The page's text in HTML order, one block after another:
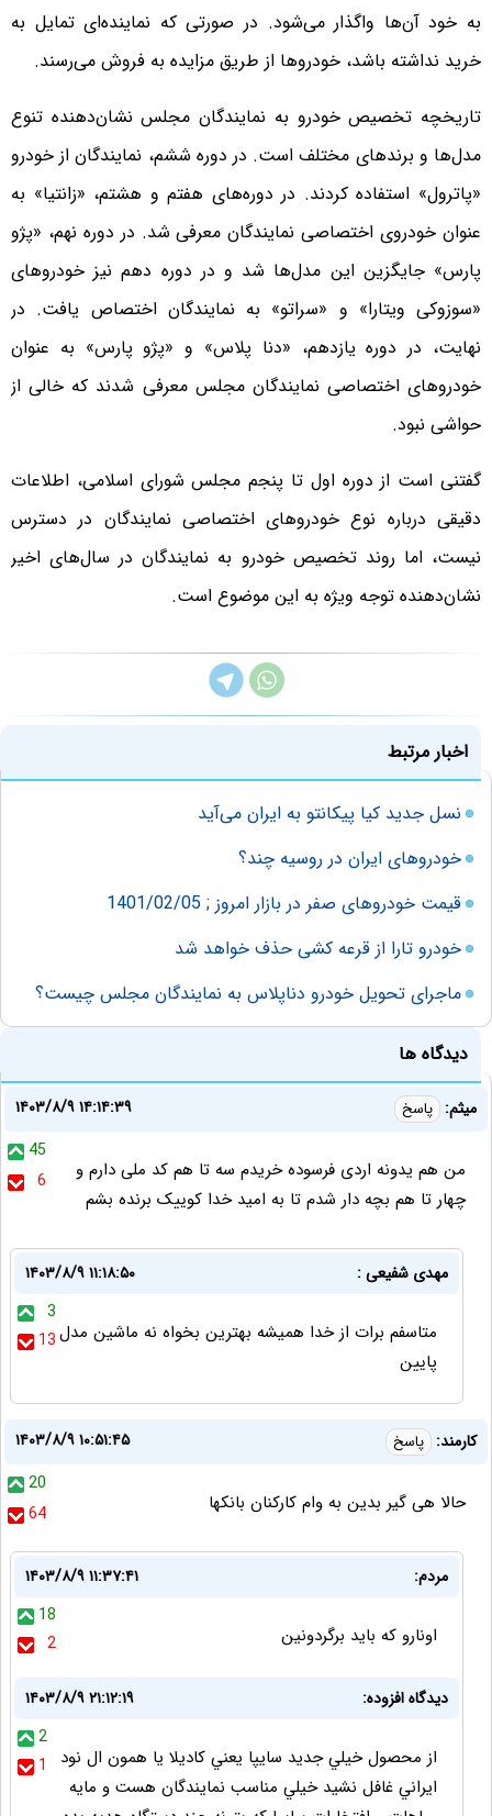
به خود آن‌ها واگذار می‌شود. در صورتی که نماینده‌ای تمایل به
خرید نداشته باشد، خودروها از طریق مزایده به فروش می‌رسند.
تاریخچه تخصیص خودرو به نمایندگان مجلس نشان‌دهنده تنوع
مدل‌ها و برندهای مختلف است. در دوره ششم، نمایندگان از خودرو
«پاترول» استفاده کردند. در دوره‌های هفتم و هشتم، «زانتیا» به
عنوان خودروی اختصاصی نمایندگان معرفی شد. در دوره نهم، «پژو
پارس» جایگزین این مدل‌ها شد و در دوره دهم نیز خودروهای
«سوزوکی ویتارا» و «سراتو» به نمایندگان اختصاص یافت. در
نهایت، در دوره یازدهم، «دنا پلاس» و «پژو پارس» به عنوان
خودروهای اختصاصی نمایندگان مجلس معرفی شدند که خالی از
حواشی نبود.
گفتنی است از دوره اول تا پنجم مجلس شورای اسلامی، اطلاعات
دقیقی درباره نوع خودروهای اختصاصی نمایندگان در دسترس
نیست، اما روند تخصیص خودرو به نمایندگان در سال‌های اخیر
نشان‌دهنده توجه ویژه به این موضوع است.
اخبار مرتبط
نسل جدید کیا پیکانتو به ایران می‌آید
خودروهای ایران در روسیه چند؟
قیمت خودروهای صفر در بازار امروز ; 1401/02/05
خودرو تارا از قرعه کشی حذف خواهد شد
ماجرای تحویل خودرو دناپلاس به نمایندگان مجلس چیست؟
دیدگاه ها
میثم: پاسخ
۱۴۰۳/۸/۹ ۱۴:۱۴:۳۹
45
6
من هم یدونه اردی فرسوده خریدم سه تا هم کد ملی دارم و
چهار تا هم بچه دار شدم تا به امید خدا کوییک برنده بشم
مهدی شفیعی :
۱۴۰۳/۸/۹ ۱۱:۱۸:۵۰
3
13متاسفم برات از خدا همیشه بهترین بخواه نه ماشین مدل
پایین
کارمند: پاسخ
۱۴۰۳/۸/۹ ۱۰:۵۱:۴۵
20
64
حالا هی گیر بدین به وام کارکنان بانکها
مردم:
۱۴۰۳/۸/۹ ۱۱:۳۷:۴۱
18
2
اونارو که باید برگردونین
ديدگاه افزوده:
۱۴۰۳/۸/۹ ۲۱:۱۲:۱۹
2
1
از محصول خيلي جديد سايپا يعني كاديلا يا همون ال نود
ايراني غافل نشيد خيلي مناسب نمايندگان هست و مايه